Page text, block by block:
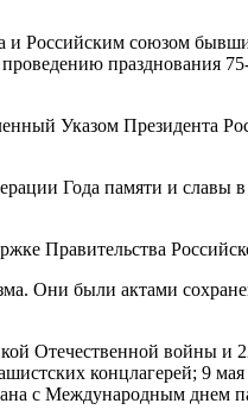
Российским союзом
празднования
Указом Президента
Года памяти и славы
Правительства
Они были актами
Отечественной войны и
концлагерей; 9
с Международным днем